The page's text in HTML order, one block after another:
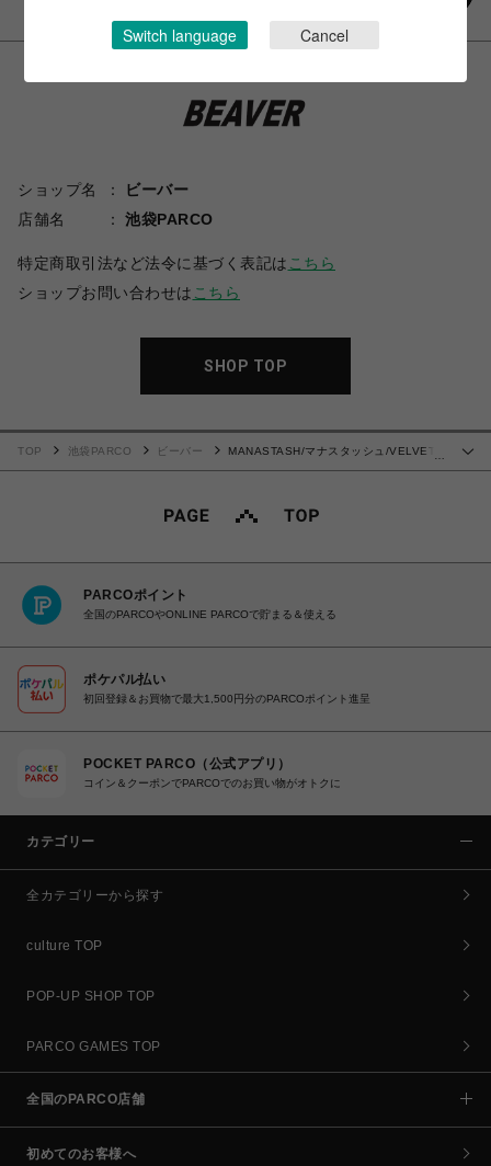
ショップ名
ビーバー
店舗名
池袋PARCO
特定商取引法など法令に基づく表記は こちら
ショップお問い合わせは こちら
SHOP TOP
TOP 池袋PARCO ビーバー
MANASTASH/マナスタッシュ/VELVET
PARCOポイント
全国のPARCOやONLINE PARCOで貯まる＆使える
ポケパル払い
初回登録＆お買物で最大1,500円分のPARCOポイント進呈
POCKET PARCO（公式アプリ）
コイン＆クーポンでPARCOでのお買い物がオトクに
カテゴリー
全カテゴリーから探す
culture TOP
POP-UP SHOP TOP
PARCO GAMES TOP
全国のPARCO店舗
初めてのお客様へ
Switch language Cancel